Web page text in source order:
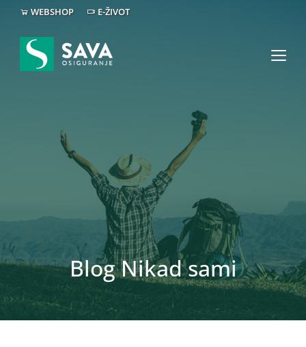
WEBSHOP E-ŽIVOT
Blog Nikad sami